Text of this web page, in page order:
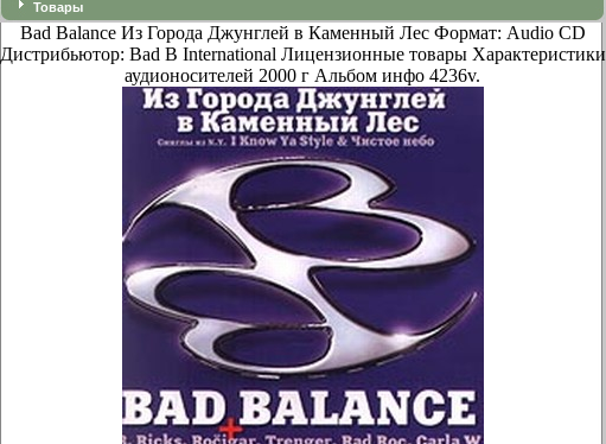
Товары
Bad Balance Из Города Джунглей в Каменный Лес Формат: Audio CD
Дистрибьютор: Bad B International Лицензионные товары Характеристики
аудионосителей 2000 г Альбом инфо 4236v.